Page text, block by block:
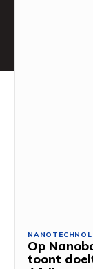
Op
toont